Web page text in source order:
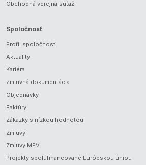
Obchodná verejná súťaž
Spoločnosť
Profil spoločnosti
Aktuality
Kariéra
Zmluvná dokumentácia
Objednávky
Faktúry
Zákazky s nízkou hodnotou
Zmluvy
Zmluvy MPV
Projekty spolufinancované Európskou úniou